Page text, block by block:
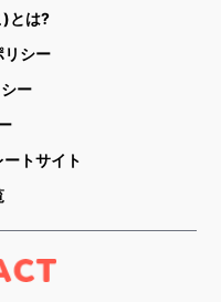
とは?
リシー
ー
トサイト